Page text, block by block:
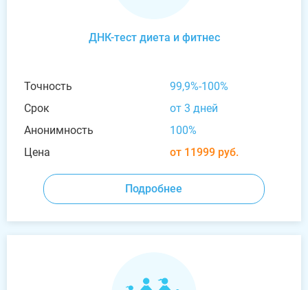
ДНК-тест диета и фитнес
Точность
99,9%-100%
Срок
от 3 дней
Анонимность
100%
Цена
от 11999 руб.
Подробнее